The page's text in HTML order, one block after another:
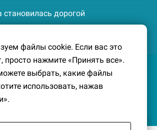
становилась дорогой
Кингисеппского уезда. 1926-
в разделе «Свидетели
файлы cookie. Если вас это
просто нажмите «Принять все».
выбрать, какие файлы
использовать, нажав